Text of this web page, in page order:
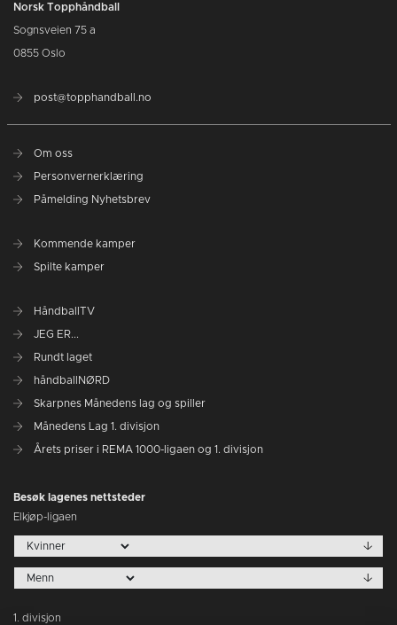
Norsk Topphåndball
Sognsveien 75 a
0855 Oslo
post@topphandball.no
Om oss
Personvernerklæring
Påmelding Nyhetsbrev
Kommende kamper
Spilte kamper
HåndballTV
JEG ER...
Rundt laget
håndballNØRD
Skarpnes Månedens lag og spiller
Månedens Lag 1. divisjon
Årets priser i REMA 1000-ligaen og 1. divisjon
Besøk lagenes nettsteder
Elkjøp-ligaen
1. divisjon